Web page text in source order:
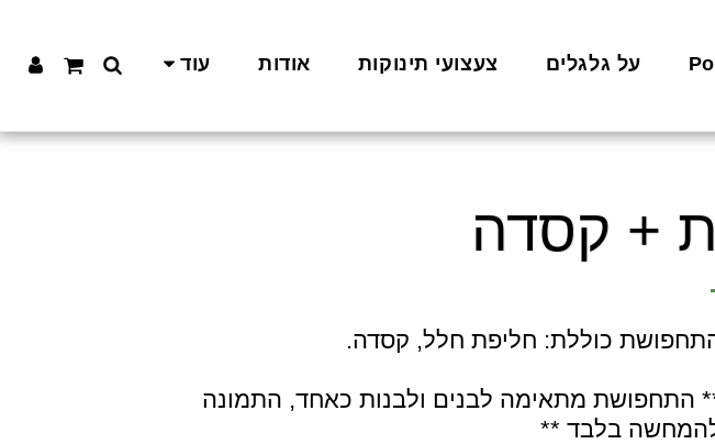
על גלגלים צעצועי תינוקות אודות עוד
+ קסדה
התחפושת מתאימה לבנים ולבנות כאחד, התמונה
בלבד **